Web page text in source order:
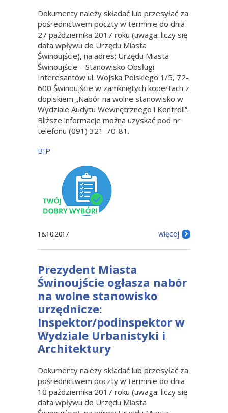
Dokumenty należy składać lub przesyłać za
pośrednictwem poczty w terminie do dnia
27 października 2017 roku (uwaga: liczy się
data wpływu do Urzędu Miasta
Świnoujście), na adres: Urzędu Miasta
Świnoujście – Stanowisko Obsługi
Interesantów ul. Wojska Polskiego 1/5, 72-
600 Świnoujście w zamkniętych kopertach z
dopiskiem „Nabór na wolne stanowisko w
Wydziale Audytu Wewnętrznego i Kontroli”.
Bliższe informacje można uzyskać pod nr
telefonu (091) 321-70-81.
BIP
18.10.2017 więcej
Prezydent Miasta
Świnoujście ogłasza nabór
na wolne stanowisko
urzędnicze:
Inspektor/podinspektor w
Wydziale Urbanistyki i
Architektury
Dokumenty należy składać lub przesyłać za
pośrednictwem poczty w terminie do dnia
10 października 2017 roku (uwaga: liczy się
data wpływu do Urzędu Miasta